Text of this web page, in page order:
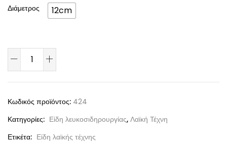
Διάμετρος 12cm
Κωδικός προϊόντος: 424
Κατηγορίες: Είδη λευκοσιδηρουργίας, Λαϊκή Τέχνη
Ετικέτα: Είδη λαϊκής τέχνης